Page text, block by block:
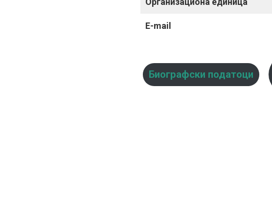
E-mail
Биографски податоци